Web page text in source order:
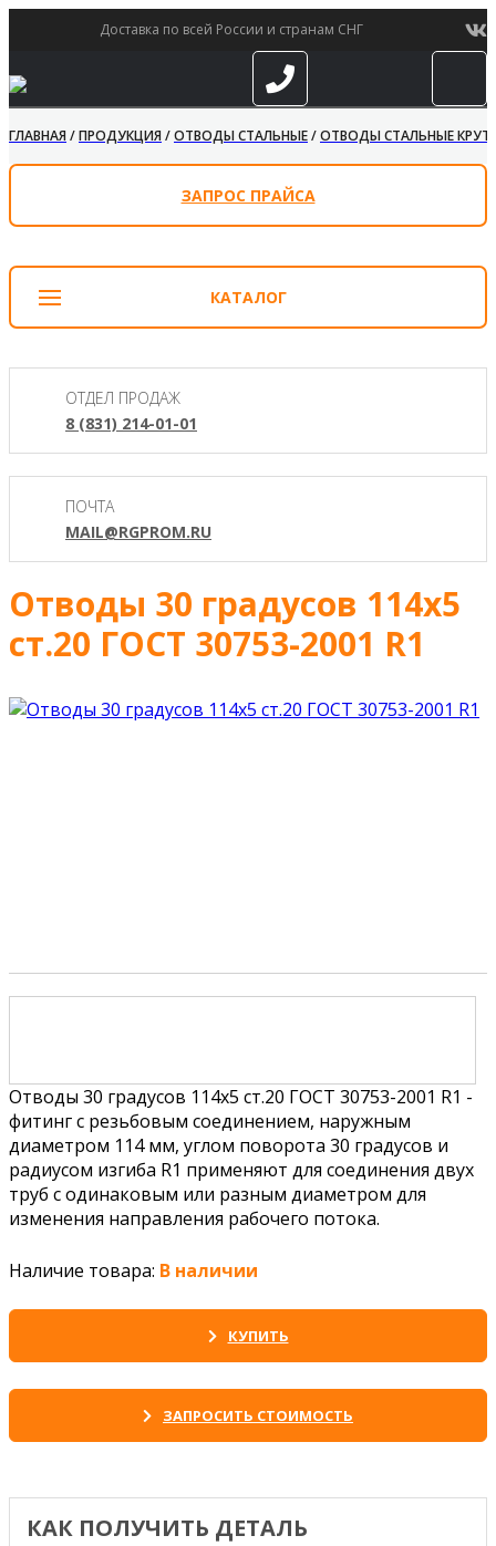
Доставка по всей России и странам СНГ
ГЛАВНАЯ/ПРОДУКЦИЯ/ОТВОДЫ СТАЛЬНЫЕ/ОТВОДЫ СТАЛЬНЫЕ
ЗАПРОС ПРАЙСА
КАТАЛОГ
ОТДЕЛ ПРОДАЖ
8 (831) 214-01-01
ПОЧТА
MAIL@RGPROM.RU
Отводы 30 градусов 114х5
ст.20 ГОСТ 30753-2001 R1
Отводы 30 градусов 114х5 ст.20 ГОСТ 30753-2001 R1 -
фитинг с резьбовым соединением, наружным
диаметром 114 мм, углом поворота 30 градусов и
радиусом изгиба R1 применяют для соединения двух
труб с одинаковым или разным диаметром для
изменения направления рабочего потока.
Наличие товара: В наличии
КУПИТЬ
ЗАПРОСИТЬ СТОИМОСТЬ
КАК ПОЛУЧИТЬ ДЕТАЛЬ